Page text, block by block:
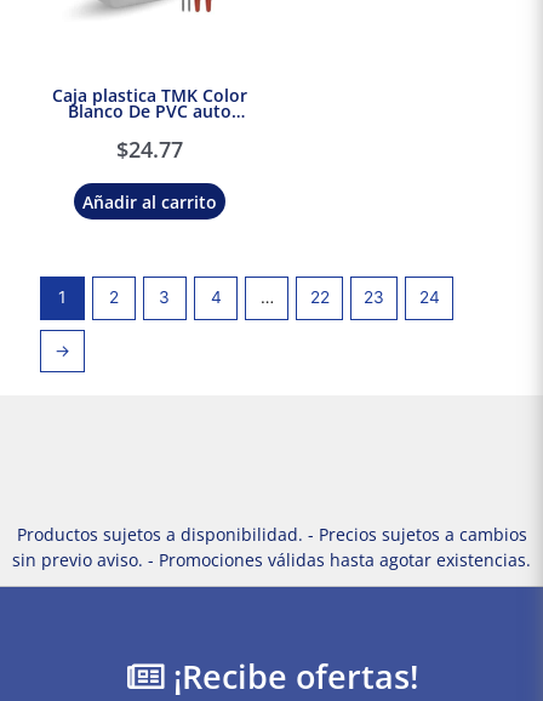
Caja plastica TMK Color
Blanco De PVC auto
$24.77
Añadir al carrito
1 2 3 4 … 22 23 24
→
Productos sujetos a disponibilidad. - Precios sujetos a cambios
sin previo aviso. - Promociones válidas hasta agotar existencias.
¡Recibe ofertas!